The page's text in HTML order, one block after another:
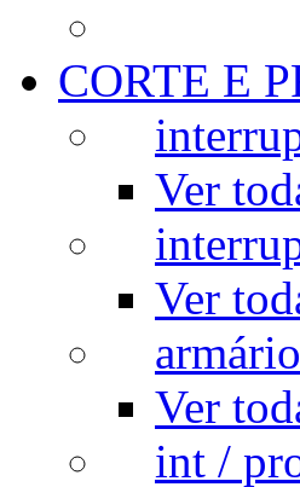
CORTE E
Ver
Ver
Ver
int /